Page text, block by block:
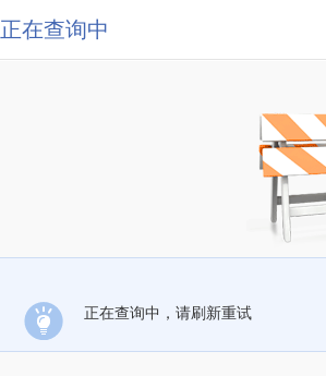
正在查询中
正在查询中，请刷新重试